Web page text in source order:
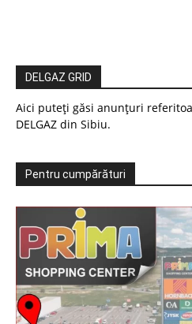
DELGAZ GRID
Aici puteți găsi anunțuri
DELGAZ din Sibiu.
Pentru cumpărături